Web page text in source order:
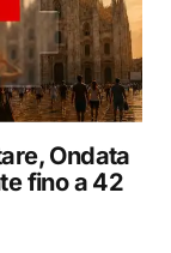
Ondata
fino a 42